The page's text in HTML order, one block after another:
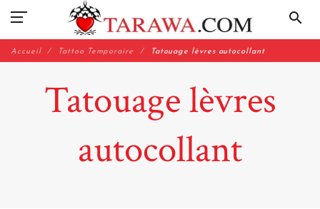
search
Accueil Tattoo Temporaire Tatouage lèvres autocollant
Tatouage lèvres
autocollant